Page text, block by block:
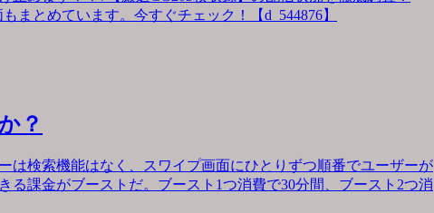
とめています。今すぐチェック！【d_544876】
？
は検索機能はなく、スワイプ画面にひとりずつ順番でユーザーが
課金がブーストだ。ブースト1つ消費で30分間、ブースト2つ消